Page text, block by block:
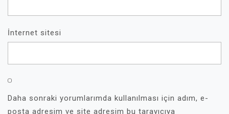
İnternet sitesi
Daha sonraki yorumlarımda kullanılması için adım, e-
posta adresim ve site adresim bu tarayıcıya